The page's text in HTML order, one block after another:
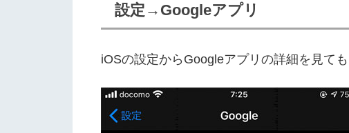
設定→Googleアプリ
iOSの設定からGoogleアプリの詳細を見て